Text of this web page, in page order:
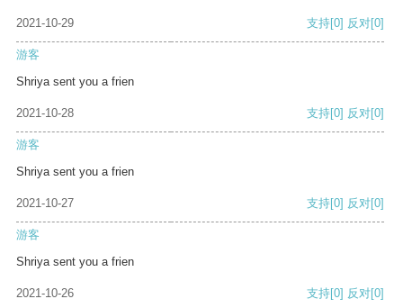
2021-10-29 支持[0] 反对[0]
游客
Shriya sent you a frien
2021-10-28 支持[0] 反对[0]
游客
Shriya sent you a frien
2021-10-27 支持[0] 反对[0]
游客
Shriya sent you a frien
2021-10-26 支持[0] 反对[0]